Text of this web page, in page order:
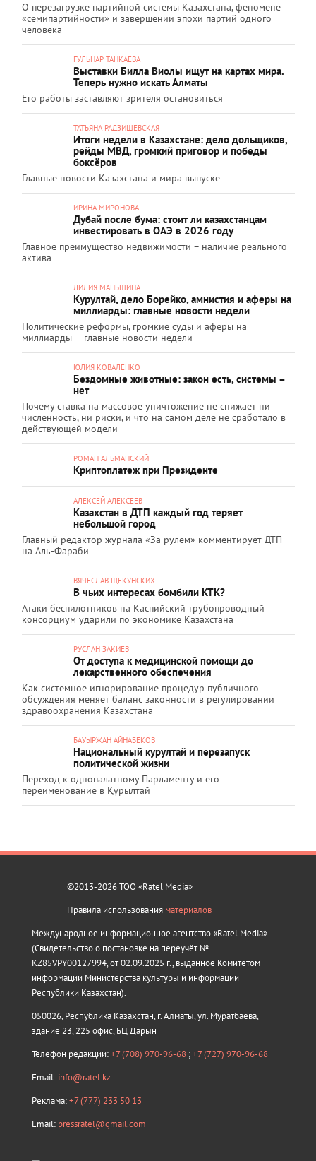
О перезагрузке партийной системы Казахстана, феномене
«семипартийности» и завершении эпохи партий одного
человека
ГУЛЬНАР ТАНКАЕВА
Выставки Билла Виолы ищут на картах мира.
Теперь нужно искать Алматы
Его работы заставляют зрителя остановиться
ТАТЬЯНА РАДЗИШЕВСКАЯ
Итоги недели в Казахстане: дело дольщиков,
рейды МВД, громкий приговор и победы
боксёров
Главные новости Казахстана и мира выпуске
ИРИНА МИРОНОВА
Дубай после бума: стоит ли казахстанцам
инвестировать в ОАЭ в 2026 году
Главное преимущество недвижимости – наличие реального
актива
ЛИЛИЯ МАНЬШИНА
Курултай, дело Борейко, амнистия и аферы на
миллиарды: главные новости недели
Политические реформы, громкие суды и аферы на
миллиарды — главные новости недели
ЮЛИЯ КОВАЛЕНКО
Бездомные животные: закон есть, системы –
нет
Почему ставка на массовое уничтожение не снижает ни
численность, ни риски, и что на самом деле не сработало в
действующей модели
РОМАН АЛЬМАНСКИЙ
Криптоплатеж при Президенте
АЛЕКСЕЙ АЛЕКСЕЕВ
Казахстан в ДТП каждый год теряет
небольшой город
Главный редактор журнала «За рулём» комментирует ДТП
на Аль-Фараби
ВЯЧЕСЛАВ ЩЕКУНСКИХ
В чьих интересах бомбили КТК?
Атаки беспилотников на Каспийский трубопроводный
консорциум ударили по экономике Казахстана
РУСЛАН ЗАКИЕВ
От доступа к медицинской помощи до
лекарственного обеспечения
Как системное игнорирование процедур публичного
обсуждения меняет баланс законности в регулировании
здравоохранения Казахстана
БАУЫРЖАН АЙНАБЕКОВ
Национальный курултай и перезапуск
политической жизни
Переход к однопалатному Парламенту и его
переименование в Құрылтай
©2013-2026 ТОО «Ratel Media»
Правила использования материалов
Международное информационное агентство «Ratel Media»
(Свидетельство о постановке на переучёт №
KZ85VPY00127994, от 02.09.2025 г., выданное Комитетом
информации Министерства культуры и информации
Республики Казахстан).
050026, Республика Казахстан, г. Алматы, ул. Муратбаева,
здание 23, 225 офис, БЦ Дарын
Телефон редакции:+7 (708) 970-96-68 ;+7 (727) 970-96-68
Email: info@ratel.kz
Реклама:+7 (777) 233 50 13
Email: pressratel@gmail.com